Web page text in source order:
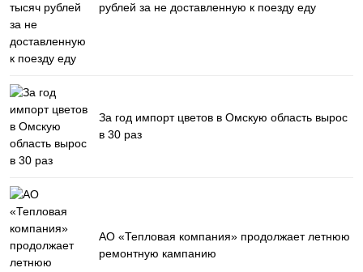
рублей за не доставленную к поезду еду
За год импорт цветов в Омскую область вырос
в 30 раз
АО «Тепловая компания» продолжает летнюю
ремонтную кампанию